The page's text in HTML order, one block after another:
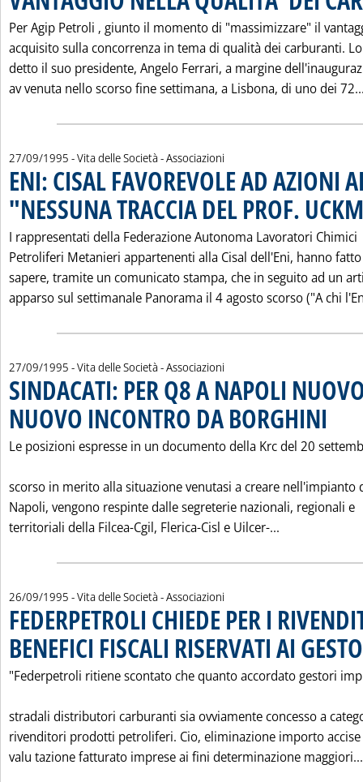
Per Agip Petroli ‚ giunto il momento di "massimizzare" il
acquisito sulla concorrenza in tema di qualità dei carburanti.
detto il suo presidente, Angelo Ferrari, a margine
av venuta nello scorso fine settimana, a Lisbona, di uno dei
27/09/1995 - Vita delle Società - Associazioni
ENI: CISAL FAVOREVOLE AD AZIONI
"NESSUNA TRACCIA DEL PROF.
I rappresentati della Federazione Autonoma Lavoratori Chimici
Petroliferi Metanieri appartenenti alla Cisal dell'Eni, hanno fatto
sapere, tramite un comunicato stampa, che in seguito ad un
apparso sul settimanale Panorama il 4 agosto scorso ("A chi
27/09/1995 - Vita delle Società - Associazioni
SINDACATI: PER Q8 A NAPOLI
NUOVO INCONTRO DA BORGHINI
Le posizioni espresse in un documento della Krc del 20
scorso in merito alla situazione venutasi a creare nell'impianto
Napoli, vengono respinte dalle segreterie nazionali, regionali e
territoriali della Filcea-Cgil, Flerica-Cisl e Uilcer-...
26/09/1995 - Vita delle Società - Associazioni
FEDERPETROLI CHIEDE PER I
BENEFICI FISCALI RISERVATI AI
"Federpetroli ritiene scontato che quanto accordato gestori
stradali distributori carburanti sia ovviamente concesso a
rivenditori prodotti petroliferi. Cio‚ eliminazione importo
valu tazione fatturato imprese ai fini determinazione maggiori...